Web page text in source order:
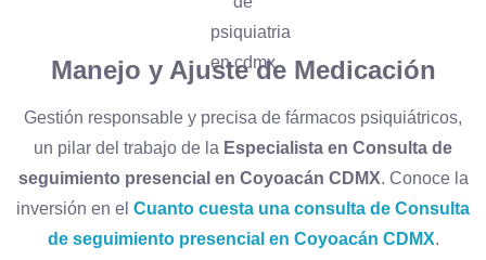
Manejo y Ajuste de Medicación
Gestión responsable y precisa de fármacos psiquiátricos,
un pilar del trabajo de la Especialista en Consulta de
seguimiento presencial en Coyoacán CDMX. Conoce la
inversión en el Cuanto cuesta una consulta de Consulta
de seguimiento presencial en Coyoacán CDMX.